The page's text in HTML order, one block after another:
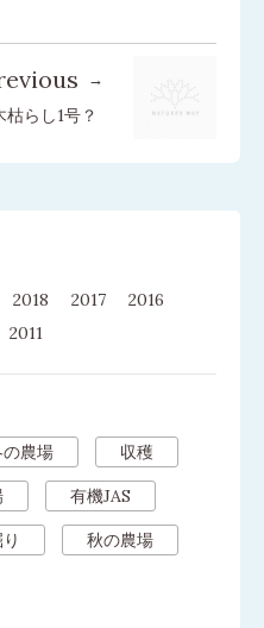
枯らし1号？
2018 2017
2016
2011
の農場 収穫
有機JAS
秋の農場